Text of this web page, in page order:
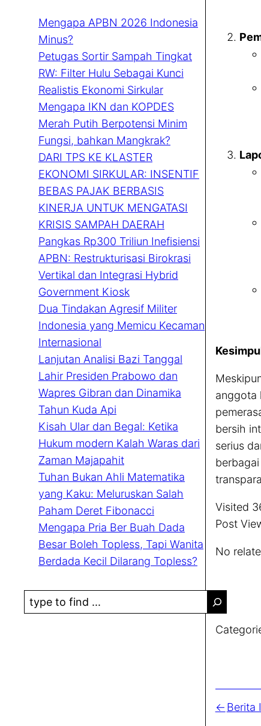
Mengapa APBN 2026 Indonesia
Minus?
Petugas Sortir Sampah Tingkat
RW: Filter Hulu Sebagai Kunci
Realistis Ekonomi Sirkular
Mengapa IKN dan KOPDES
Merah Putih Berpotensi Minim
Fungsi, bahkan Mangkrak?
DARI TPS KE KLASTER
EKONOMI SIRKULAR: INSENTIF
BEBAS PAJAK BERBASIS
KINERJA UNTUK MENGATASI
KRISIS SAMPAH DAERAH
Pangkas Rp300 Triliun Inefisiensi
APBN: Restrukturisasi Birokrasi
Vertikal dan Integrasi Hybrid
Government Kiosk
Dua Tindakan Agresif Militer
Indonesia yang Memicu Kecaman
Internasional
Lanjutan Analisi Bazi Tanggal
Lahir Presiden Prabowo dan
Wapres Gibran dan Dinamika
Tahun Kuda Api
Kisah Ular dan Begal: Ketika
Hukum modern Kalah Waras dari
Zaman Majapahit
Tuhan Bukan Ahli Matematika
yang Kaku: Meluruskan Salah
Paham Deret Fibonacci
Mengapa Pria Ber Buah Dada
Besar Boleh Topless, Tapi Wanita
Berdada Kecil Dilarang Topless?
S
e
anggota
bersih
serius
Visited
Post
No
Berita